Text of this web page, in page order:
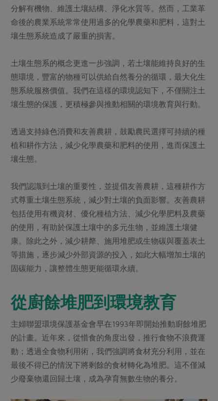
優惠專區
素食專區
高麗菜海鮮煎餅
地區活動
活動報下載
分解有機物、維護土壤結構、淨化水質等。然而，工業革
命後的農業系統常常使用過多的化學農藥和肥料，這對土
壤生態系統造成了嚴重的損害。
土壤生態系的概念更進一步強調，若土壤能維持良好的生
態環境，豐富的物種可以供給自然養分的循環，最大化生
態系統服務價值。我們在這樣的環境認知下，不僅關注土
壤生態的保護，更積極參與推動相關的環境教育與行動。
透過支持綠色消費和友善農耕，鼓勵農民選擇可持續的種
植和耕作方法，減少化學農藥和肥料的使用，進而保護土
壤生態。
我們認識到土壤的重要性，並提倡友善農耕，這種耕作方
式尊重土壤生態系統，減少對土壤的負面影響。友善農耕
包括使用有機資材、優化種植方法、減少化學肥料及農藥
的使用，有助於保護土壤中的多元生物，並維護土壤健
康。除此之外，減少耕犛、施用堆肥或生物碳與覆蓋表土
等措施，逐步減少外部資源的投入，如此大幅增加土壤的
固碳能力，讓整體生態更能循環永續。
從廚餘堆肥到環境教育
主婦聯盟環境保護基金會早在1993年即開始推動廚餘堆肥
的計畫。近年來，從惜食的角度出發，推行食物不浪費運
動；透過全食物利用術，我們強調將食材充分利用，並在
最後不得已的情況下將剩餘的食材轉化為堆肥。這不僅減
少廢棄物還回歸土壤，成為孕育無數生物的養分。